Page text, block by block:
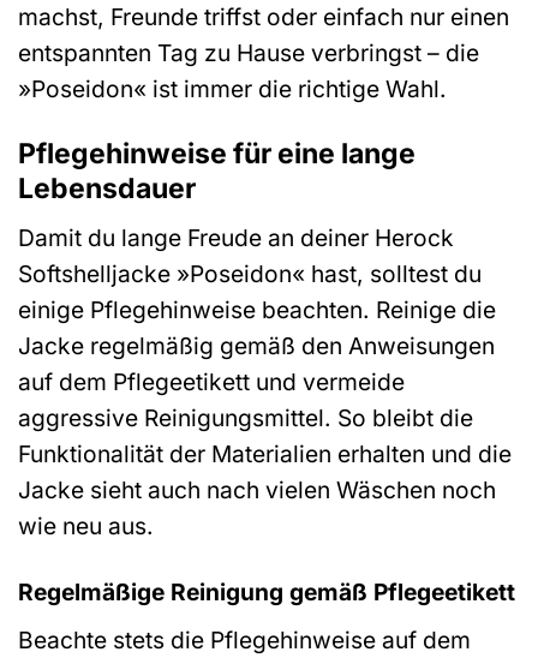
machst, Freunde triffst oder einfach nur einen
entspannten Tag zu Hause verbringst – die
»Poseidon« ist immer die richtige Wahl.
Pflegehinweise für eine lange
Lebensdauer
Damit du lange Freude an deiner Herock
Softshelljacke »Poseidon« hast, solltest du
einige Pflegehinweise beachten. Reinige die
Jacke regelmäßig gemäß den Anweisungen
auf dem Pflegeetikett und vermeide
aggressive Reinigungsmittel. So bleibt die
Funktionalität der Materialien erhalten und die
Jacke sieht auch nach vielen Wäschen noch
wie neu aus.
Regelmäßige Reinigung gemäß Pflegeetikett
Beachte stets die Pflegehinweise auf dem